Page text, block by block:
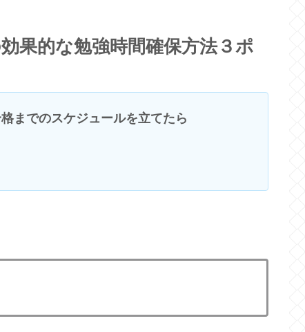
果的な勉強時間確保方法３ポ
までのスケジュールを立てたら